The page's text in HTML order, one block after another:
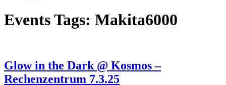
Events Tags: Makita6000
Glow in the Dark @ Kosmos –
Rechenzentrum 7.3.25